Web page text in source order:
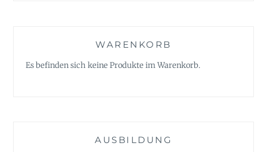
WARENKORB
Es befinden sich keine Produkte im Warenkorb.
AUSBILDUNG